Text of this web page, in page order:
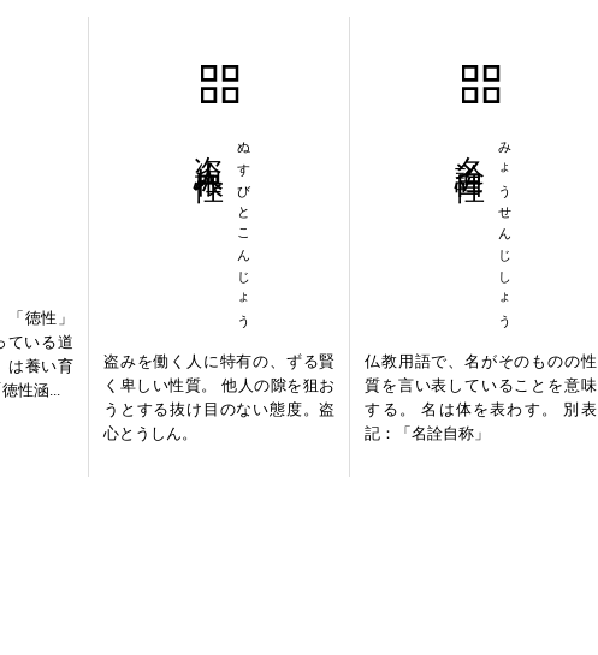
徳性」
ている道
は養い育
性涵...
ぬすびとこんじょう
盗みを働く人に特有の、ずる賢
く卑しい性質。 他人の隙を狙お
うとする抜け目のない態度。盗
心とうしん。
みょうせんじしょう
仏教用語で、名がそのものの性
質を言い表していることを意味
する。 名は体を表わす。 別表
記：「名詮自称」